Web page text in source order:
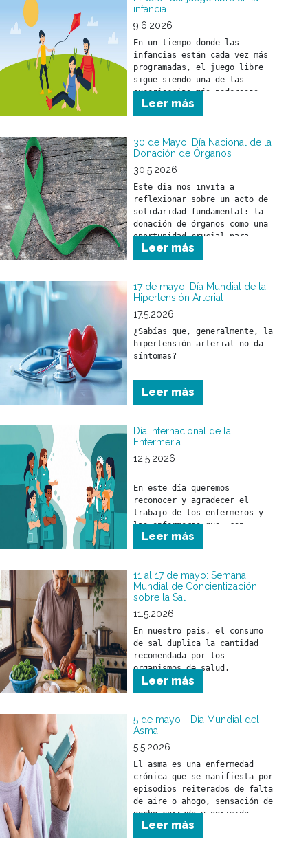
vía pública.
infancia
9.6.2026
En un tiempo donde las
infancias están cada vez más
programadas, el juego libre
sigue siendo una de las
experiencias más poderosas
para el desarrollo de los
niños.
Leer más
30 de Mayo: Día Nacional de la
Donación de Órganos
30.5.2026
Este día nos invita a
reflexionar sobre un acto de
solidaridad fundamental: la
donación de órganos como una
oportunidad crucial para
salvar y mejorar la calidad
de vida de miles de personas.
Leer más
17 de mayo: Día Mundial de la
Hipertensión Arterial
17.5.2026
¿Sabías que, generalmente, la
hipertensión arterial no da
síntomas?
Leer más
Día Internacional de la
Enfermería
12.5.2026
En este día queremos
reconocer y agradecer el
trabajo de los enfermeros y
las enfermeras que, con
responsabilidad, compromiso y
profesionalismo, brindan
beneficiarios.
A quienes forman parte de
nuestros equipos de salud,
reconocimiento por la tarea
esencial que desarrollan cada
día.
Leer más
11 al 17 de mayo: Semana
Mundial de Concientización
sobre la Sal
11.5.2026
En nuestro país, el consumo
de sal duplica la cantidad
recomendada por los
organismos de salud.
Leer más
5 de mayo - Día Mundial del
Asma
5.5.2026
El asma es una enfermedad
crónica que se manifiesta por
episodios reiterados de falta
de aire o ahogo, sensación de
pecho cerrado u oprimido,
silbidos en el pecho
(sibilancias) o presencia de
Leer más